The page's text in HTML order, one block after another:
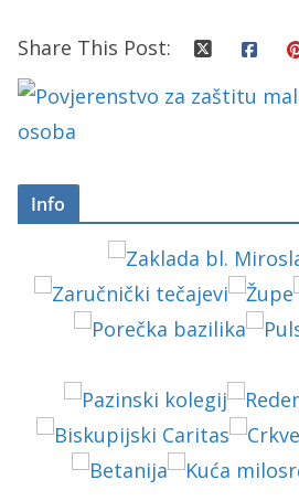
Share This Post:
Info